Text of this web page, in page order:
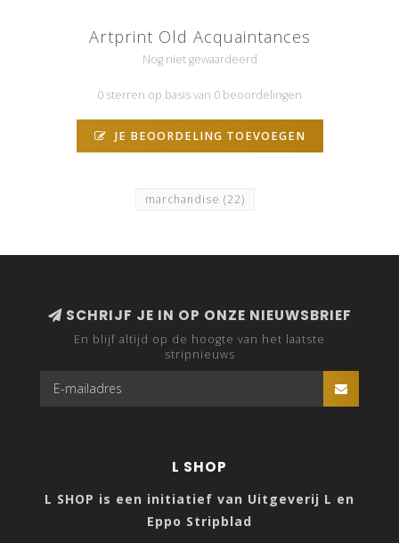
Artprint Old Acquaintances
Nog niet gewaardeerd
0 sterren op basis van 0 beoordelingen
JE BEOORDELING TOEVOEGEN
marchandise (22)
SCHRIJF JE IN OP ONZE NIEUWSBRIEF
En blijf altijd op de hoogte van het laatste
stripnieuws
L SHOP
L SHOP is een initiatief van Uitgeverij L en
Eppo Stripblad